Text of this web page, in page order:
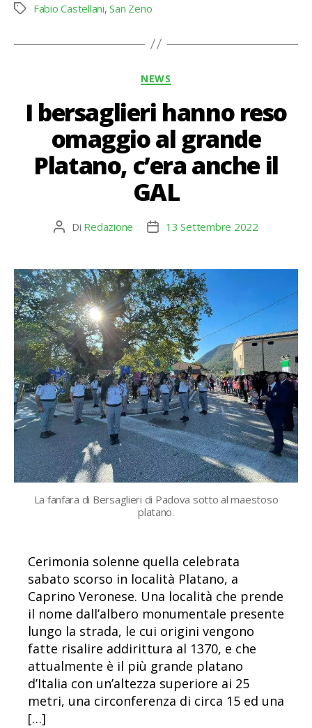
Tag Fabio Castellani,San Zeno
Categorie
NEWS
I bersaglieri hanno reso
omaggio al grande
Platano, c’era anche il
GAL
Autore
Di Redazione
Data13 Settembre 2022
La fanfara di Bersaglieri di Padova sotto al maestoso
platano.
Cerimonia solenne quella celebrata
sabato scorso in località Platano, a
Caprino Veronese. Una località che prende
il nome dall’albero monumentale presente
lungo la strada, le cui origini vengono
fatte risalire addirittura al 1370, e che
attualmente è il più grande platano
d’Italia con un’altezza superiore ai 25
metri, una circonferenza di circa 15 ed una
[…]